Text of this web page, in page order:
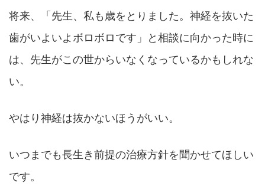
将来、「先生、私も歳をとりました。神経を抜いた
歯がいよいよボロボロです」と相談に向かった時に
は、先生がこの世からいなくなっているかもしれな
い。
やはり神経は抜かないほうがいい。
いつまでも長生き前提の治療方針を聞かせてほしい
です。